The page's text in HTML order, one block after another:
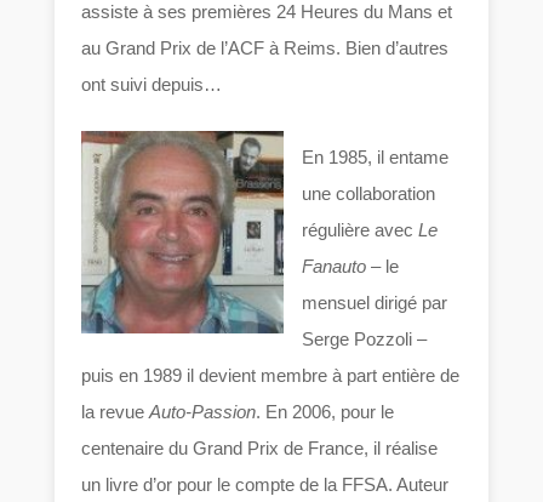
assiste à ses premières 24 Heures du Mans et
au Grand Prix de l’ACF à Reims. Bien d’autres
ont suivi depuis…
En 1985, il entame
une collaboration
régulière avecLe
Fanauto – le
mensuel dirigé par
Serge Pozzoli –
puis en 1989 il devient membre à part entière de
la revueAuto-Passion. En 2006, pour le
centenaire du Grand Prix de France, il réalise
un livre d’or pour le compte de la FFSA. Auteur